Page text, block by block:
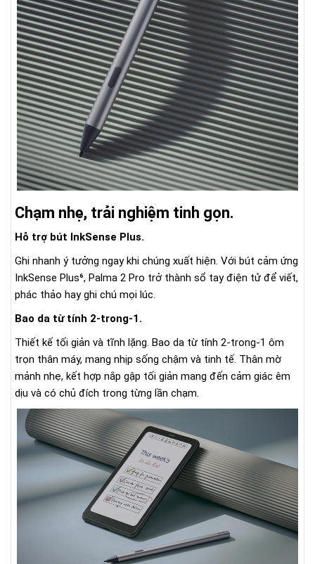
Chạm nhẹ, trải nghiệm tinh gọn.
Hỗ trợ bút InkSense Plus.
Ghi nhanh ý tưởng ngay khi chúng xuất hiện. Với bút cảm ứng
InkSense Plus⁶, Palma 2 Pro trở thành sổ tay điện tử để viết,
phác thảo hay ghi chú mọi lúc.
Bao da từ tính 2-trong-1.
Thiết kế tối giản và tĩnh lặng. Bao da từ tính 2-trong-1 ôm
trọn thân máy, mang nhịp sống chậm và tinh tế. Thân mờ
mảnh nhẹ, kết hợp nắp gập tối giản mang đến cảm giác êm
dịu và có chủ đích trong từng lần chạm.